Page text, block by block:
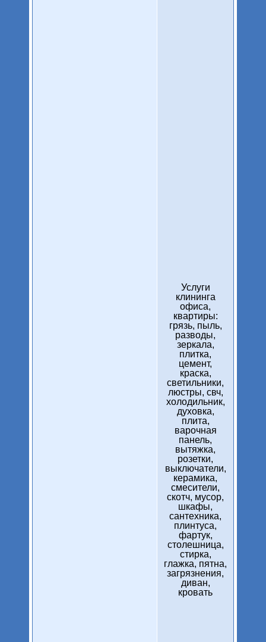
Услуги
клининга
офиса,
квартиры:
грязь, пыль,
разводы,
зеркала,
плитка,
цемент,
краска,
светильники,
люстры, свч,
холодильник,
духовка,
плита,
варочная
панель,
вытяжка,
розетки,
выключатели,
керамика,
смесители,
скотч, мусор,
шкафы,
сантехника,
плинтуса,
фартук,
столешница,
стирка,
глажка, пятна,
загрязнения,
диван,
кровать